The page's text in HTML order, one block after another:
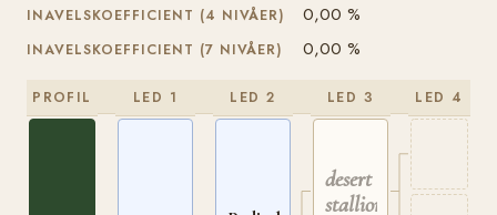
INAVELSKOEFFICIENT (4 NIVÅER) 0,00 %
INAVELSKOEFFICIENT (7 NIVÅER) 0,00 %
PROFIL LED 1 LED 2 LED 3
desert
stallion
LED 4